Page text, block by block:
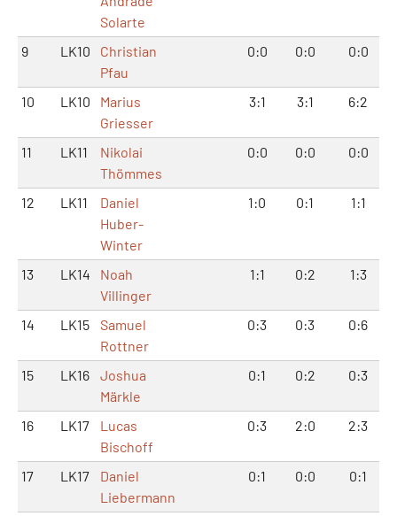
Solarte
9
LK10
Christian
Pfau
0:0 0:0 0:0
10 LK10
Marius
Griesser
3:1 3:1 6:2
11 LK11
Nikolai
Thömmes
0:0 0:0 0:0
12 LK11
Daniel
Huber-
Winter
1:0 0:1 1:1
13 LK14
Noah
Villinger
1:1 0:2 1:3
14 LK15
Samuel
Rottner
0:3 0:3 0:6
15 LK16
Joshua
Märkle
0:1 0:2 0:3
16 LK17
Lucas
Bischoff
0:3 2:0 2:3
17 LK17
Daniel
Liebermann
0:1 0:0 0:1